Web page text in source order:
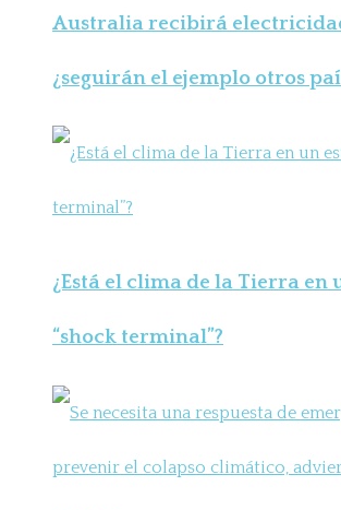
Australia recibirá
¿seguirán el ejemplo otros
¿Está el clima de la Tierra en
“shock terminal”?